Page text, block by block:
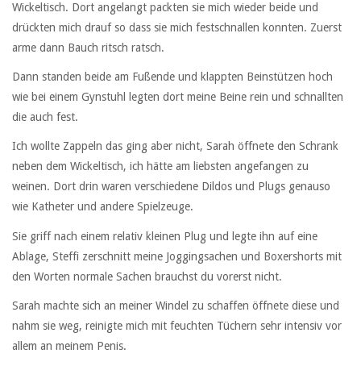
Wickeltisch. Dort angelangt packten sie mich wieder beide und
drückten mich drauf so dass sie mich festschnallen konnten. Zuerst
arme dann Bauch ritsch ratsch.
Dann standen beide am Fußende und klappten Beinstützen hoch
wie bei einem Gynstuhl legten dort meine Beine rein und schnallten
die auch fest.
Ich wollte Zappeln das ging aber nicht, Sarah öffnete den Schrank
neben dem Wickeltisch, ich hätte am liebsten angefangen zu
weinen. Dort drin waren verschiedene Dildos und Plugs genauso
wie Katheter und andere Spielzeuge.
Sie griff nach einem relativ kleinen Plug und legte ihn auf eine
Ablage, Steffi zerschnitt meine Joggingsachen und Boxershorts mit
den Worten normale Sachen brauchst du vorerst nicht.
Sarah machte sich an meiner Windel zu schaffen öffnete diese und
nahm sie weg, reinigte mich mit feuchten Tüchern sehr intensiv vor
allem an meinem Penis.